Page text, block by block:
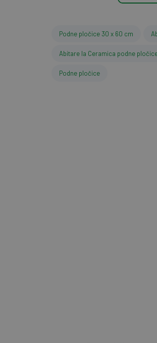
Podne pločice 30 x 60 cm
Abitare la Ceramica podne
Podne pločice